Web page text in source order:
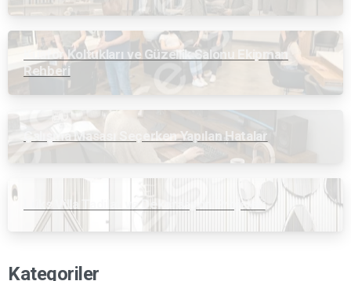
Kuaför Koltukları ve Güzellik Salonu Ekipman
Rehberi
Çalışma Masası Seçerken Yapılan Hatalar
Lüks Villa Tadilat ve Dekorasyon Projeleri
Kategoriler